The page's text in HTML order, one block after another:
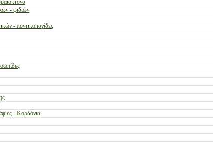
- φιδιών
- ποντικοπαγίδες
- Κορδόνια